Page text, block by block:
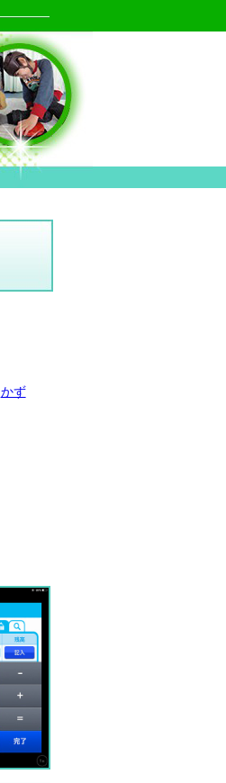
かず